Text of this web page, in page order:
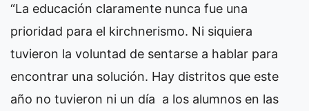
“La educación claramente nunca fue una
prioridad para el kirchnerismo. Ni siquiera
tuvieron la voluntad de sentarse a hablar para
encontrar una solución. Hay distritos que este
año no tuvieron ni un día a los alumnos en las